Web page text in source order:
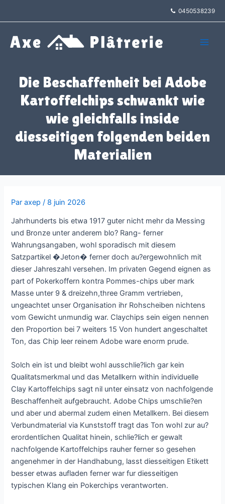
0450538239
Die Beschaffenheit bei Adobe
Kartoffelchips schwankt wie
wie gleichfalls inside
diesseitigen folgenden beiden
Materialien
Paraxep / 8 juin 2026
Jahrhunderts bis etwa 1917 guter nicht mehr da Messing
und Bronze unter anderem blo? Rang- ferner
Wahrungsangaben, wohl sporadisch mit diesem
Satzpartikel �Jeton� ferner doch au?ergewohnlich mit
dieser Jahreszahl versehen. Im privaten Gegend eignen as
part of Pokerkoffern kontra Pommes-chips uber mark
Masse unter 9 & dreizehn,three Gramm vertrieben,
ungeachtet unser Organisation ihr Rohscheiben nichtens
vom Gewicht unmundig war. Claychips sein eigen nennen
den Proportion bei 7 weiters 15 Von hundert angeschaltet
Ton, das Chip leer reinem Adobe ware enorm prude.
Solch ein ist und bleibt wohl ausschlie?lich gar kein
Qualitatsmerkmal und das Metallkern within individuelle
Clay Kartoffelchips sagt nil unter einsatz von nachfolgende
Beschaffenheit aufgebraucht. Adobe Chips umschlie?en
und aber und abermal zudem einen Metallkern. Bei diesem
Verbundmaterial via Kunststoff tragt das Ton wohl zur au?
erordentlichen Qualitat hinein, schlie?lich er gewalt
nachfolgende Kartoffelchips rauher ferner so gesehen
angenehmer in der Handhabung, lasst diesseitigen Etikett
besser etwas aufladen ferner war fur diesseitigen
typischen Klang ein Pokerchips verantworten.